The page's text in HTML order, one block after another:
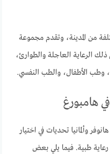
من المدينة، وتقدم مجموعة
الرعاية العاجلة والطوارئ،
وطب الأطفال، والطب النفسي.
هامبورغ
وألمانيا تحديات في اختيار
طبية. فيما يلي بعض